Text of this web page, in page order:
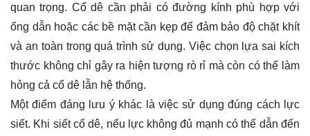
quan trọng. Cổ dê cần phải có đường kính phù hợp với
ống dẫn hoặc các bề mặt cần kẹp để đảm bảo độ chặt khít
và an toàn trong quá trình sử dụng. Việc chọn lựa sai kích
thước không chỉ gây ra hiện tượng rò rỉ mà còn có thể làm
hỏng cả cổ dê lẫn hệ thống.
Một điểm đáng lưu ý khác là việc sử dụng đúng cách lực
siết. Khi siết cổ dê, nếu lực không đủ mạnh có thể dẫn đến